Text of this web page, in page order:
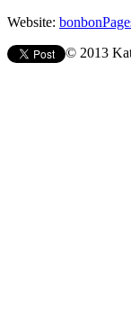
Website:
© 2013